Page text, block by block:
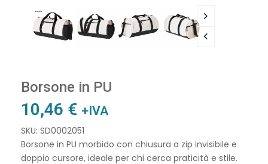
Borsone in PU
10,46 € +IVA
SKU: SD0002051
Borsone in PU morbido con chiusura a zip invisibile e
doppio cursore, ideale per chi cerca praticità e stile.